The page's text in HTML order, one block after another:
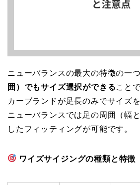
ニューバランスの最大の特徴の一つ
囲）でもサイズ選択ができること
カーブランドが足長のみでサイズ
ニューバランスでは足の周囲（幅
したフィッティングが可能です。
ワイズサイジングの種類と特徴